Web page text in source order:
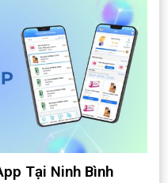
Tại Ninh Bình